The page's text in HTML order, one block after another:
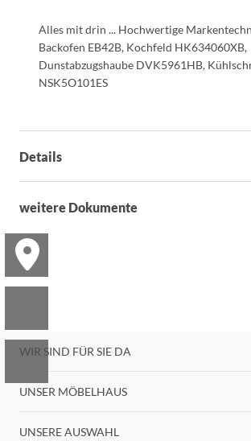
Alles mit drin ... Hochwertige
Backofen EB42B, Kochfeld HK634060XB,
Dunstabzugshaube DVK5961HB,
NSK5O101ES
Details
weitere Dokumente
WIR SIND FÜR SIE DA
UNSER MÖBELHAUS
UNSERE AUSWAHL